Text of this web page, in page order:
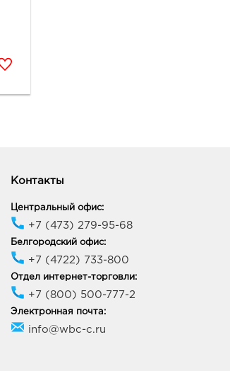
Контакты
Центральный офис:
+7 (473) 279-95-68
Белгородский офис:
+7 (4722) 733-800
Отдел интернет-торговли:
+7 (800) 500-777-2
Электронная почта:
info@wbc-c.ru